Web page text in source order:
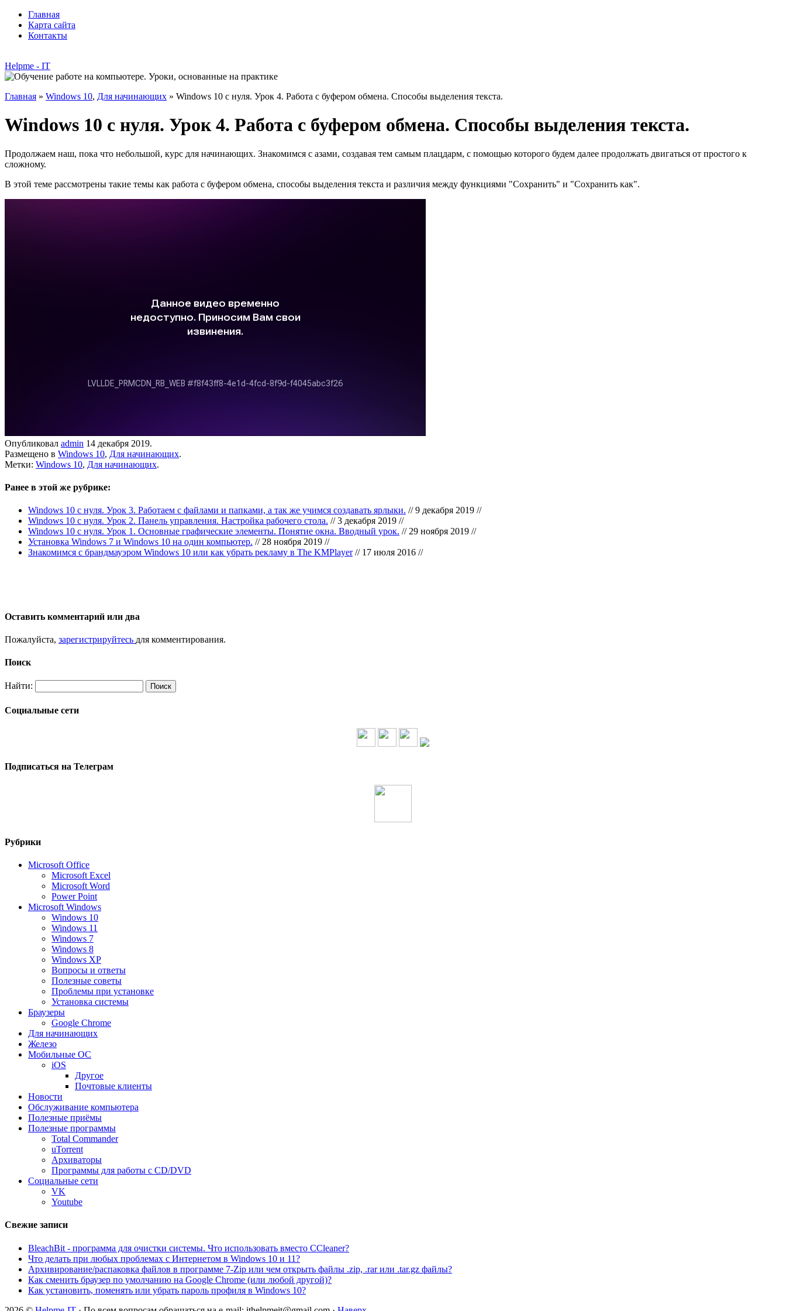
Главная
Карта сайта
Контакты
Helpme - IT
Главная » Windows 10, Для начинающих » Windows 10 с нуля. Урок 4. Работа с буфером обмена. Способы выделения текста.
Windows 10 с нуля. Урок 4. Работа с буфером обмена. Способы выделения текста.
Продолжаем наш, пока что небольшой, курс для начинающих. Знакомимся с азами, создавая тем самым плацдарм, с помощью которого будем далее продолжать двигаться от простого к
сложному.
В этой теме рассмотрены такие темы как работа с буфером обмена, способы выделения текста и различия между функциями "Сохранить" и "Сохранить как".
Опубликовал admin 14 декабря 2019.
Размещено в Windows 10, Для начинающих.
Метки: Windows 10, Для начинающих.
Ранее в этой же рубрике:
Windows 10 с нуля. Урок 3. Работаем с файлами и папками, а так же учимся создавать ярлыки. // 9 декабря 2019 //
Windows 10 с нуля. Урок 2. Панель управления. Настройка рабочего стола. // 3 декабря 2019 //
Windows 10 с нуля. Урок 1. Основные графические элементы. Понятие окна. Вводный урок. // 29 ноября 2019 //
Установка Windows 7 и Windows 10 на один компьютер. // 28 ноября 2019 //
Знакомимся с брандмауэром Windows 10 или как убрать рекламу в The KMPlayer// 17 июля 2016 //
Оставить комментарий или два
Пожалуйста, зарегистрируйтесь для комментирования.
Поиск
Найти:
Социальные сети
Подписаться на Телеграм
Рубрики
Microsoft Office
Microsoft Excel
Microsoft Word
Power Point
Microsoft Windows
Windows 10
Windows 11
Windows 7
Windows 8
Windows XP
Вопросы и ответы
Полезные советы
Проблемы при установке
Установка системы
Браузеры
Google Chrome
Для начинающих
Железо
Мобильные ОС
iOS
Другое
Почтовые клиенты
Новости
Обслуживание компьютера
Полезные приёмы
Полезные программы
Total Commander
uTorrent
Архиваторы
Программы для работы с CD/DVD
Социальные сети
VK
Youtube
Свежие записи
BleachBit - программа для очистки системы. Что использовать вместо CCleaner?
Что делать при любых проблемах с Интернетом в Windows 10 и 11?
Архивирование/распаковка файлов в программе 7-Zip или чем открыть файлы .zip, .rar или .tar.gz файлы?
Как сменить браузер по умолчанию на Google Chrome (или любой другой)?
Как установить, поменять или убрать пароль профиля в Windows 10?